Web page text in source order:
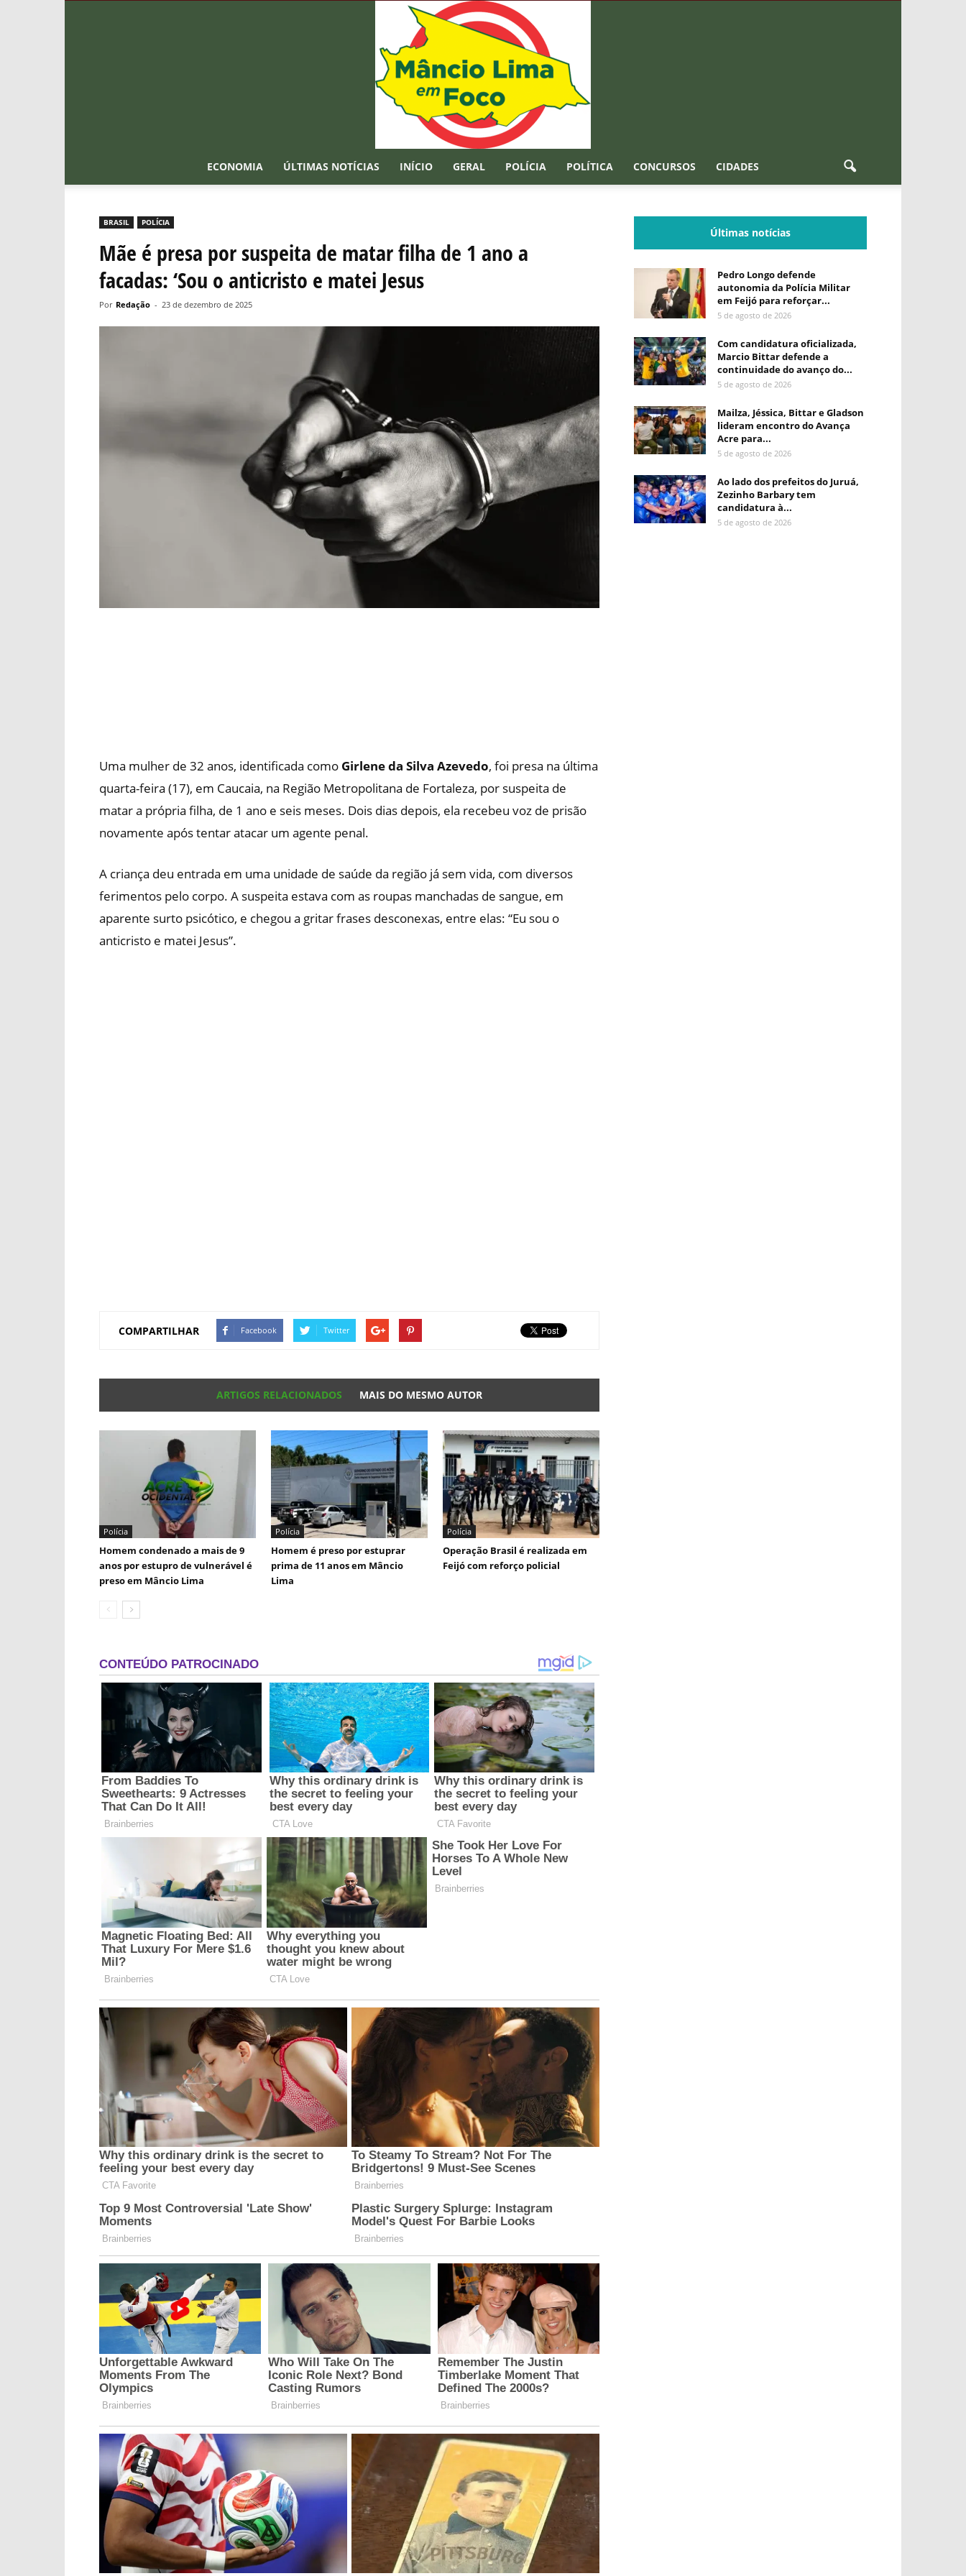
Foco
ECONOMIA ÚLTIMAS NOTÍCIAS INÍCIO GERAL POLÍCIA POLÍTICA CONCURSOS CIDADES
BRASIL POLÍCIA
Mãe é presa por suspeita de matar filha de 1 ano a
facadas: ‘Sou o anticristo e matei Jesus
Por Redação - 23 de dezembro de 2025
Uma mulher de 32 anos, identificada como Girlene da Silva Azevedo, foi presa na última
quarta-feira (17), em Caucaia, na Região Metropolitana de Fortaleza, por suspeita de
matar a própria filha, de 1 ano e seis meses. Dois dias depois, ela recebeu voz de prisão
novamente após tentar atacar um agente penal.
A criança deu entrada em uma unidade de saúde da região já sem vida, com diversos
ferimentos pelo corpo. A suspeita estava com as roupas manchadas de sangue, em
aparente surto psicótico, e chegou a gritar frases desconexas, entre elas: “Eu sou o
anticristo e matei Jesus”.
COMPARTILHAR Facebook Twitter
ARTIGOS RELACIONADOS MAIS DO MESMO AUTOR
Polícia
Homem condenado a mais de 9
anos por estupro de vulnerável é
preso em Mâncio Lima
Polícia
Homem é preso por estuprar
prima de 11 anos em Mâncio
Lima
Polícia
Operação Brasil é realizada em
Feijó com reforço policial
Últimas notícias
Pedro Longo defende
autonomia da Polícia Militar
em Feijó para reforçar...
5 de agosto de 2026
Com candidatura oficializada,
Marcio Bittar defende a
continuidade do avanço do...
5 de agosto de 2026
Mailza, Jéssica, Bittar e Gladson
lideram encontro do Avança
Acre para...
5 de agosto de 2026
Ao lado dos prefeitos do Juruá,
Zezinho Barbary tem
candidatura à...
5 de agosto de 2026